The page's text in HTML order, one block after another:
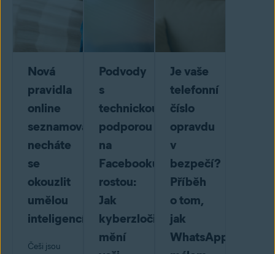
Nová
pravidla
online
seznamování:
necháte
se
okouzlit
umělou
inteligencí?
Češi jsou
Podvody
s
technickou
podporou
na
Facebooku
rostou:
Jak
kyberzločinci
mění
Je vaše
telefonní
číslo
opravdu
v
bezpečí?
Příběh
o tom,
jak
WhatsApp